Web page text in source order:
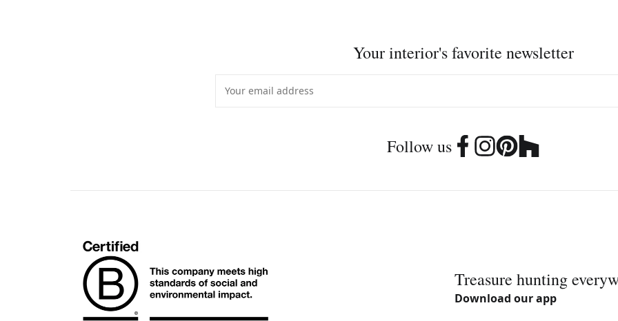
Your interior's favorite newsletter
Follow us
Treasure hunting
Download our app